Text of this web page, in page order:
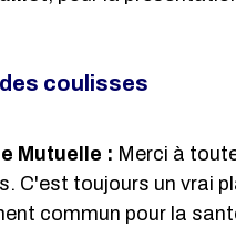
coulisses
Mutuelle : Merci à
C'est toujours un vrai
commun pour la